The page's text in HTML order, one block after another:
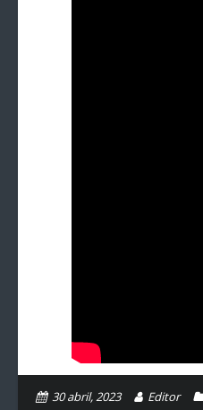
30 abril, 2023 Editor